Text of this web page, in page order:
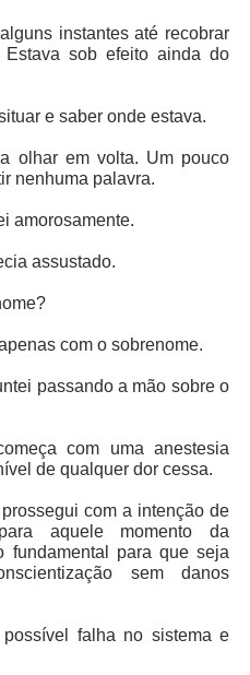
instantes até recobrar
sob efeito ainda do
e saber onde estava.
olhar em volta. Um pouco
nenhuma palavra.
amorosamente.
assustado.
com o sobrenome.
passando a mão sobre o
com uma anestesia
de qualquer dor cessa.
com a intenção de
aquele momento da
fundamental para que seja
sem danos
falha no sistema e